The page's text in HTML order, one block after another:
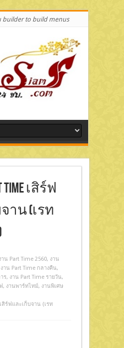
builder to build menus
เสิร์ฟ
าน (เรท
าน Part Time 2560, งาน
งาน Part Time กลางคืน,
ร, งาน Part Time รายวัน,
, งานพาร์ทไทม์, งานพิเศษ
สิร์ฟและเก็บจาน (เรท